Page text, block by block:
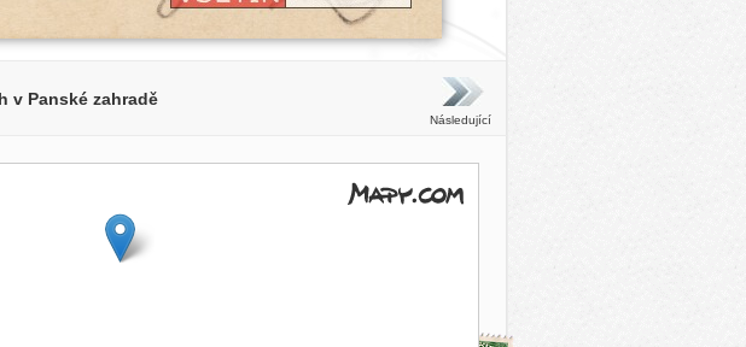
v Panské zahradě
Následující